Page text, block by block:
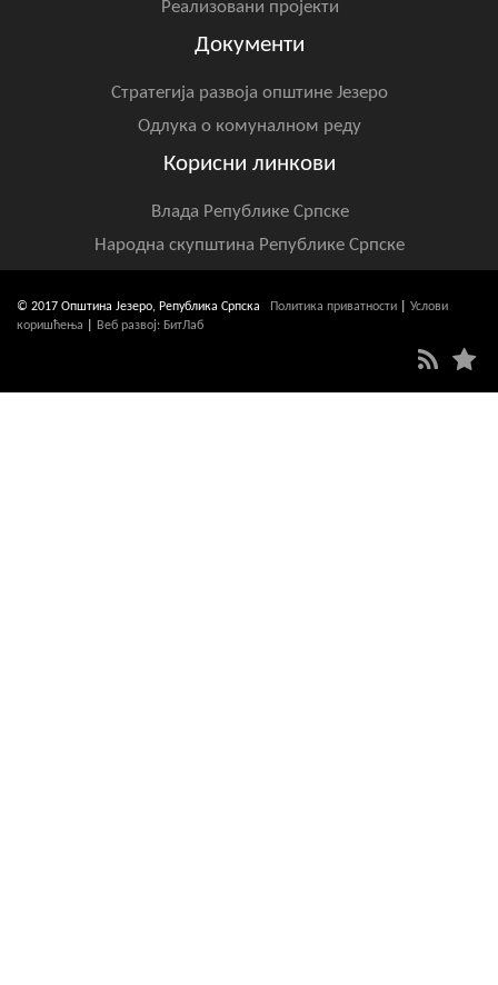
Реализовани пројекти
Документи
Стратегија развоја општине Језеро
Одлука о комуналном реду
Корисни линкови
Влада Републике Српске
Народна скупштина Републике Српске
© 2017 Општина Језеро, Република Српска Политика приватности
Услови
коришћења
Веб развој: БитЛаб